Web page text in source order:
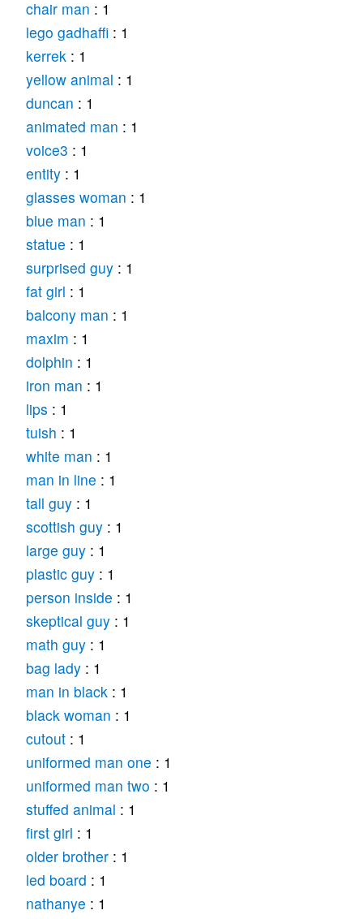
chair man : 1
lego gadhaffi: 1
kerrek: 1
yellow animal : 1
duncan : 1
animated man : 1
voice3 : 1
entity: 1
glasses woman : 1
blue man : 1
statue : 1
surprised guy: 1
fat girl : 1
balcony man : 1
maxim : 1
dolphin : 1
iron man : 1
lips : 1
tuish : 1
white man : 1
man in line : 1
tall guy: 1
scottish guy: 1
large guy: 1
plastic guy: 1
person inside : 1
skeptical guy: 1
math guy: 1
bag lady: 1
man in black: 1
black woman : 1
cutout: 1
uniformed man one : 1
uniformed man two : 1
stuffed animal : 1
first girl : 1
older brother: 1
led board : 1
nathanye : 1